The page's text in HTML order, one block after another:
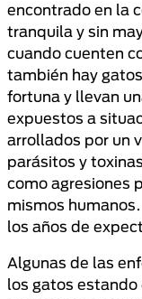
encontrado en la
tranquila y sin
cuando cuenten
también hay
fortuna y llevan
expuestos a
arrollados por un
parásitos y
como agresiones
mismos
los años de
Algunas de las
los gatos estando